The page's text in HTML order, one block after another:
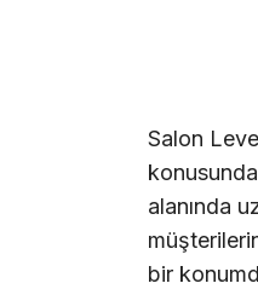
Salon
alanında
bir